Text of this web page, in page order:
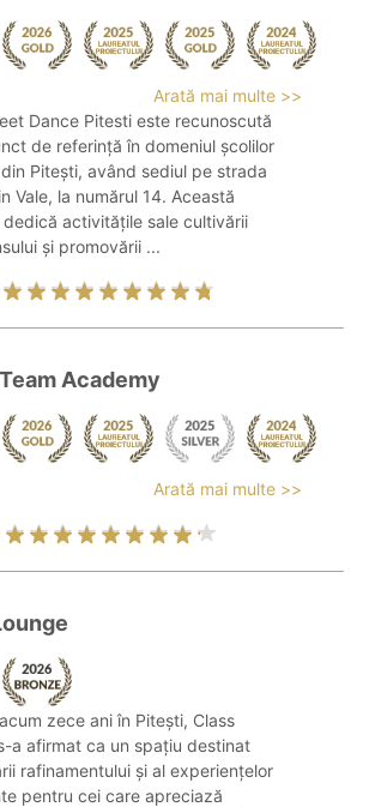
Arată mai multe >>
Dance Pitesti este recunoscută
de referință în domeniul școlilor
Pitești, având sediul pe strada
Vale, la numărul 14. Această
dedică activitățile sale cultivării
și promovării ...
Academy
Arată mai multe >>
zece ani în Pitești, Class
a afirmat ca un spațiu destinat
rafinamentului și al experiențelor
pentru cei care apreciază